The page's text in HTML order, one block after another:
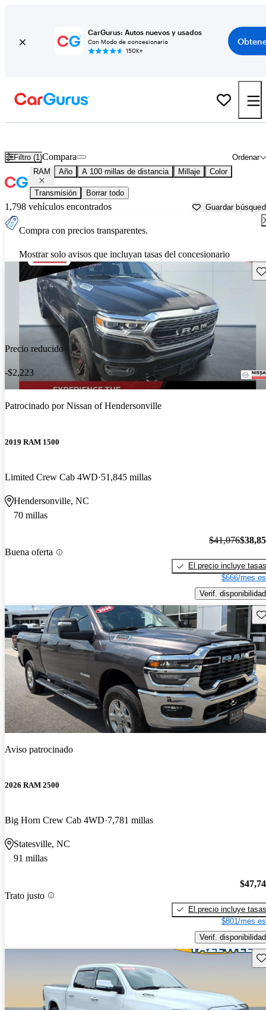
CarGurus: Autos nuevos y usados
Con Modo de concesionario
150K+
Filtro (1) Ordenar
Compara
RAM Año A 100 millas de distancia Millaje Color
Transmisión Borrar todo
1,798 vehículos encontrados Guardar
Compra con precios transparentes.
Mostrar solo avisos que incluyan tasas del concesionario
Precio reducido
-$2,223
Patrocinado porNissan of Hendersonville
2019 RAM 1500
Limited Crew Cab 4WD 51,845 millas
Hendersonville, NC
70 millas
Buena oferta
$41,076
El precio incluye tasas
$666/mes
Verif. disponibilidad
Aviso patrocinado
2026 RAM 2500
Big Horn Crew Cab 4WD 7,781 millas
Statesville, NC
91 millas
Trato justo
El precio incluye tasas
$801/mes
Verif. disponibilidad